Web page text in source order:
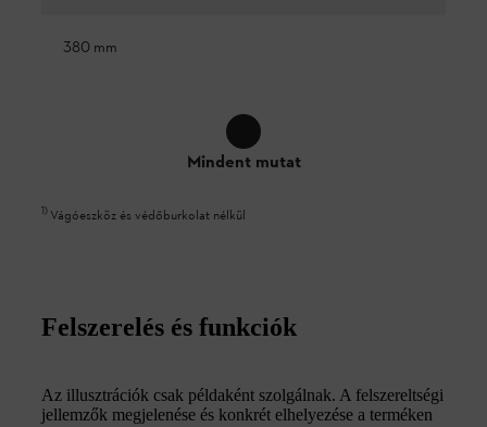
380 mm
Mindent mutat
1) Vágóeszköz és védőburkolat nélkül
Felszerelés és funkciók
Az illusztrációk csak példaként szolgálnak. A felszereltségi
jellemzők megjelenése és konkrét elhelyezése a terméken